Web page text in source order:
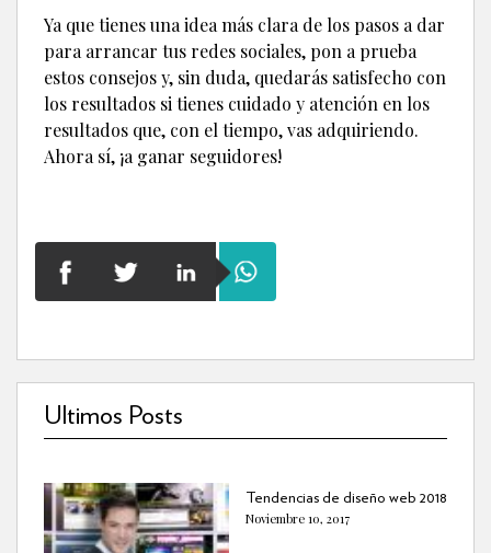
Ya que tienes una idea más clara de los pasos a dar
para arrancar tus redes sociales, pon a prueba
estos consejos y, sin duda, quedarás satisfecho con
los resultados si tienes cuidado y atención en los
resultados que, con el tiempo, vas adquiriendo.
Ahora sí, ¡a ganar seguidores!
Ultimos Posts
Tendencias de diseño web 2018
Noviembre 10, 2017